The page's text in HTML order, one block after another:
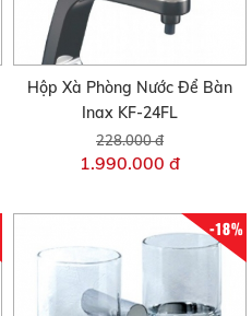
Hộp Xà Phòng Nước Để Bàn
Inax KF-24FL
228.000 đ
1.990.000 đ
-18%